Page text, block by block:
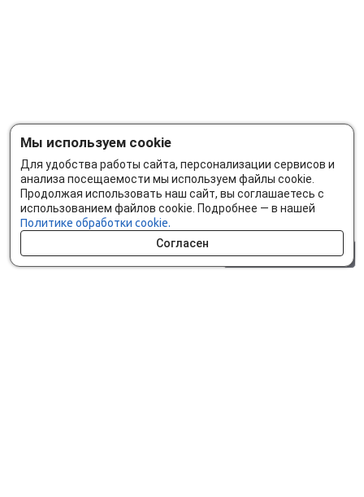
Мы используем cookie
Для удобства работы сайта, персонализации сервисов и
анализа посещаемости мы используем файлы cookie.
Продолжая использовать наш сайт, вы соглашаетесь с
использованием файлов cookie. Подробнее — в нашей
Политике обработки cookie.
Согласен